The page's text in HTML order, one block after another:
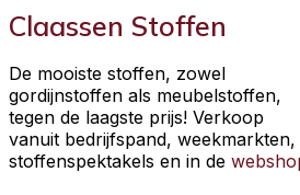
Claassen Stoffen
De mooiste stoffen, zowel
gordijnstoffen als meubelstoffen,
tegen de laagste prijs! Verkoop
vanuit bedrijfspand, weekmarkten,
stoffenspektakels en in de